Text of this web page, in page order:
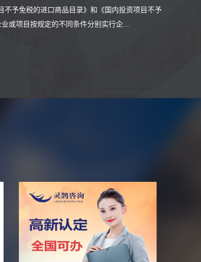
予免税的进口商品目录》和《国内投资项目不予
或项目按规定的不同条件分别实行企...